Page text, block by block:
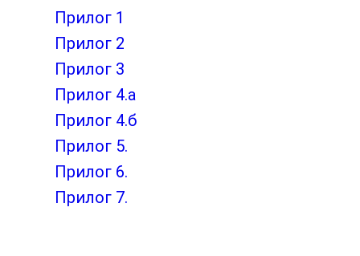
Прилог 1
Прилог 2
Прилог 3
Прилог 4.а
Прилог 4.б
Прилог 5.
Прилог 6.
Прилог 7.